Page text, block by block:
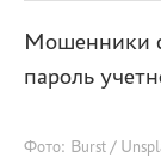
Мошенники
пароль
Фото: Burst /